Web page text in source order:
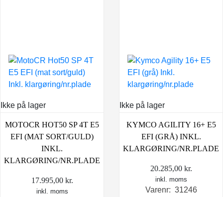
Ikke på lager
MOTOCR HOT50 SP 4T E5
EFI (MAT SORT/GULD)
INKL.
KLARGØRING/NR.PLADE
17.995,00 kr.
inkl. moms
Ikke på lager
KYMCO AGILITY 16+ E5
EFI (GRÅ) INKL.
KLARGØRING/NR.PLADE
20.285,00 kr.
inkl. moms
Varenr: 31246